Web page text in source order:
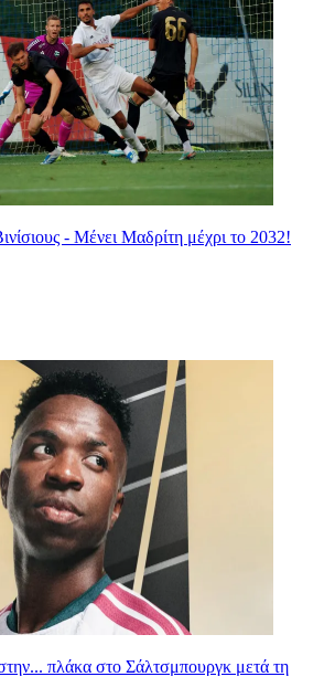
- Μένει Μαδρίτη μέχρι το 2032!
πλάκα στο Σάλτσμπουργκ μετά τη